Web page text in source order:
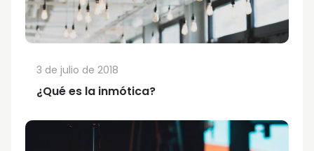
¿Qué es la inmótica?
3 de julio de 2018